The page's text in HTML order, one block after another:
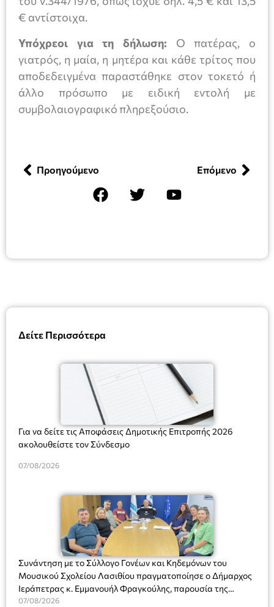
Δείτε Περισσότερα
Για να δείτε τις Αποφάσεις Δημοτικής Επιτροπής 2026
ακολουθείστε τον Σύνδεσμο
07/08/2026
Συνάντηση με το Σύλλογο Γονέων και Κηδεμόνων του
Μουσικού Σχολείου Λασιθίου πραγματοποίησε ο Δήμαρχος
Ιεράπετρας κ. Εμμανουήλ Φραγκούλης, παρουσία της
Διευθύντριας του σχολείου κας Μαριάννας Χαΐτα.
07/08/2026
€ αντίστοιχα.
Υπόχρεοι για τη δήλωση: Ο πατέρας, ο
γιατρός, η μαία, η μητέρα και κάθε τρίτος που
αποδεδειγμένα παραστάθηκε στον τοκετό ή
άλλο πρόσωπο με ειδική εντολή με
συμβολαιογραφικό πληρεξούσιο.
Προηγούμενο Επόμενο